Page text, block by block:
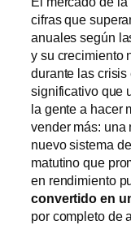
cifras que
anuales según
y su crecimiento
durante las
significativo que
la gente a hacer
vender más: una
nuevo sistema
matutino que
en rendimiento
convertido en
por completo de